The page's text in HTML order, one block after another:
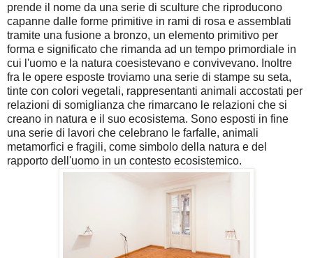
prende il nome da una serie di sculture che riproducono
capanne dalle forme primitive in rami di rosa e assemblati
tramite una fusione a bronzo, un elemento primitivo per
forma e significato che rimanda ad un tempo primordiale in
cui l'uomo e la natura coesistevano e convivevano. Inoltre
fra le opere esposte troviamo una serie di stampe su seta,
tinte con colori vegetali, rappresentanti animali accostati per
relazioni di somiglianza che rimarcano le relazioni che si
creano in natura e il suo ecosistema. Sono esposti in fine
una serie di lavori che celebrano le farfalle, animali
metamorfici e fragili, come simbolo della natura e del
rapporto dell'uomo in un contesto ecosistemico.